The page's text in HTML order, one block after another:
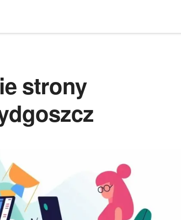
strony